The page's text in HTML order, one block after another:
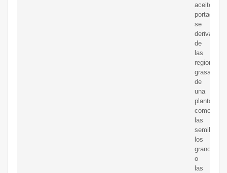
aceites
portadores
se
derivan
de
las
regiones
grasas
de
una
planta,
como
las
semillas,
los
granos
o
las